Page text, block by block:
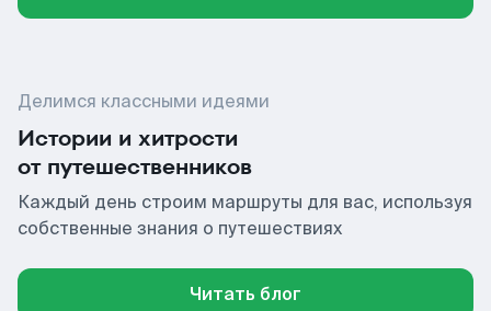
Делимся классными идеями
Истории и хитрости
от путешественников
Каждый день строим маршруты для вас, используя
собственные знания о путешествиях
Читать блог